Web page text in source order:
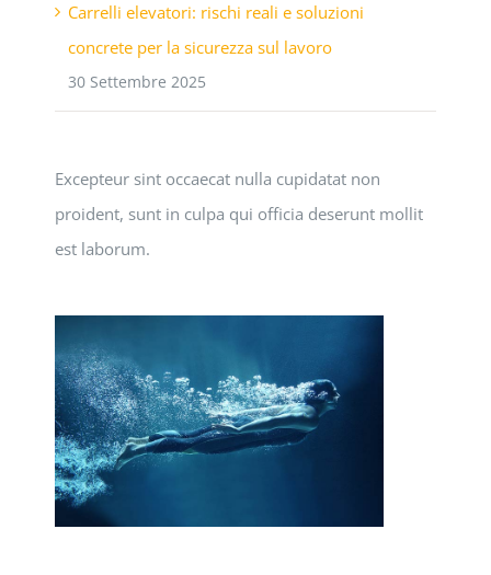
Carrelli elevatori: rischi reali e soluzioni
concrete per la sicurezza sul lavoro
30 Settembre 2025
Excepteur sint occaecat nulla cupidatat non
proident, sunt in culpa qui officia deserunt mollit
est laborum.